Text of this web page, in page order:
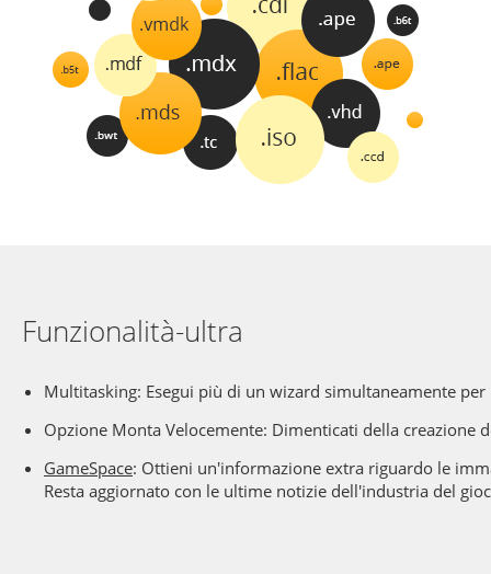
Funzionalità-ultra
Multitasking: Esegui più di un wizard simultaneamente
Opzione Monta Velocemente: Dimenticati della creazione
GameSpace: Ottieni un'informazione extra riguardo le
Resta aggiornato con le ultime notizie dell'industria del